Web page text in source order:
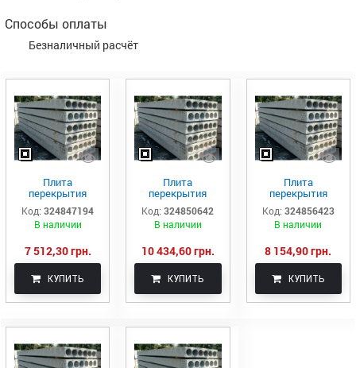
Способы оплаты
Безналичный расчёт
Плита
перекрытия
пустотная ПК 62-
12-8
Код: 324847194
В наличии
7 512,30 грн.
КУПИТЬ
Плита
перекрытия
пустотная ПК 64-
15-8
Код: 324850642
В наличии
10 434,60 грн.
КУПИТЬ
Плита
перекрытия
пустотная ПК 65-
12-8
Код: 324856423
В наличии
8 154,90 грн.
КУПИТЬ